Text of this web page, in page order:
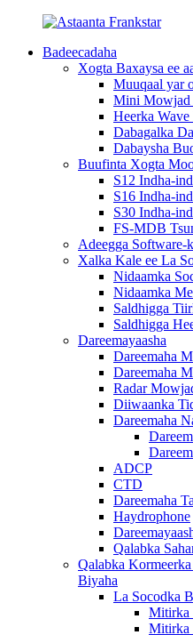
Badeecadaha
Xogta Baxaysa ee
Muuqaal yar
Mini Mowjad
Heerka Wave
Dabagalka
Dabaysha
Buufinta Xogta
S12 Indha-
S16 Indha-
S30 Indha-
FS-MDB
Adeegga Software-
Xalka Kale ee La
Nidaamka
Nidaamka
Saldhigga
Saldhigga
Dareemayaasha
Dareemaha
Dareemaha
Radar
Diiwaanka
Dareemaha
ADCP
CTD
Dareemaha
Haydrophone
Qalabka
Qalabka
Biyaha
La Socodka
Mitirka
Mitirka